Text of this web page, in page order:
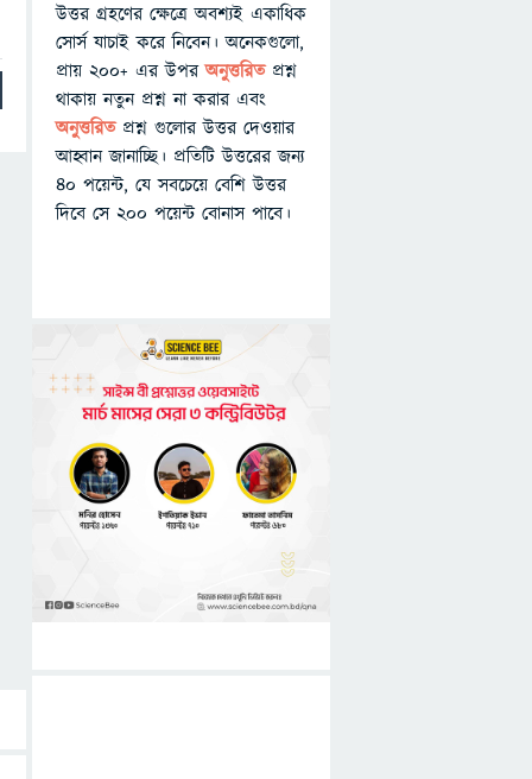
উত্তর গ্রহণের ক্ষেত্রে অবশ্যই একাধিক
সোর্স যাচাই করে নিবেন। অনেকগুলো,
প্রায় ২০০+ এর উপরঅনুত্তরিতপ্রশ্ন
থাকায় নতুন প্রশ্ন না করার এবং
অনুত্তরিত প্রশ্ন গুলোর উত্তর দেওয়ার
আহ্বান জানাচ্ছি। প্রতিটি উত্তরের জন্য
৪০ পয়েন্ট, যে সবচেয়ে বেশি উত্তর
দিবে সে ২০০ পয়েন্ট বোনাস পাবে।